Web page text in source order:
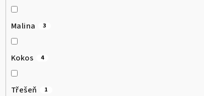
Malina 3
Kokos 4
Třešeň 1